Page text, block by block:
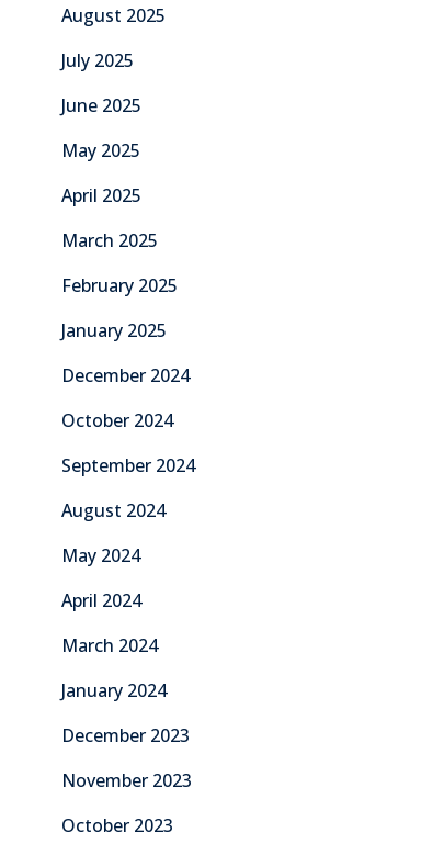
August 2025
July 2025
June 2025
May 2025
April 2025
March 2025
February 2025
January 2025
December 2024
October 2024
September 2024
August 2024
May 2024
April 2024
March 2024
January 2024
December 2023
November 2023
October 2023